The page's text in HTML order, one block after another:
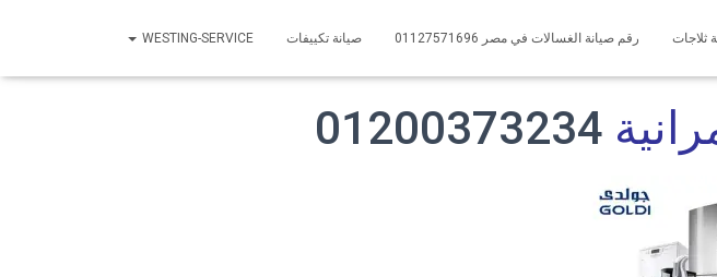
ثلاجات رقم صيانة الغسالات في مصر 01127571696 صيانة تكييفات WESTING-SERVICE